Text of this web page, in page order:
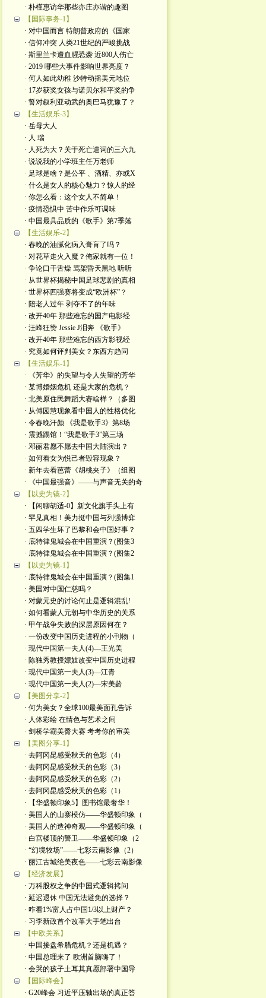
· 朴槿惠访华那些亦庄亦谐的趣图
【国际事务-1】
· 对中国而言 特朗普政府的《国家
· 信仰冲突 人类21世纪的严峻挑战
· 斯里兰卡遭血腥恐袭 近800人伤亡
· 2019 哪些大事件影响世界亮度？
· 何人如此幼稚 沙特动摇美元地位
· 17岁获奖女孩与诺贝尔和平奖的争
· 誓对叙利亚动武的奥巴马犹豫了？
【生活娱乐-3】
· 岳母大人
· 人 瑞
· 人死为大？关于死亡遣词的三六九
· 说说我的小学班主任万老师
· 足球是啥？是公平 、酒精、亦或X
· 什么是女人的核心魅力？惊人的经
· 你怎么看：这个女人不简单！
· 疫情恐惧中 苦中作乐可调味
· 中国最具品质的《歌手》第7季落
【生活娱乐-2】
· 春晚的油腻化病入膏肓了吗？
· 对花草走火入魔？俺家就有一位！
· 争论口干舌燥 骂架昏天黑地 听听
· 从世界杯揭秘中国足球悲剧的真相
· 世界杯四强赛将变成“欧洲杯”？
· 陪老人过年 剥夺不了的年味
· 改开40年 那些难忘的国产电影经
· 汪峰狂赞 Jessie J泪奔 《歌手》
· 改开40年 那些难忘的西方影视经
· 究竟如何评判美女？东西方趋同
【生活娱乐-1】
· 《芳华》的失望与令人失望的芳华
· 某博婚姻危机 还是大家的危机？
· 北美原住民舞蹈大赛啥样？（多图
· 从傅园慧现象看中国人的性格优化
· 令春晚汗颜 《我是歌手3》第8场
· 震撼踢馆！“我是歌手3”第三场
· 邓丽君愿不愿去中国大陆演出？
· 如何看女为悦己者毁容现象？
· 新年去看芭蕾《胡桃夹子》（组图
· 《中国最强音》——与声音无关的奇
【以史为镜-2】
· 【闲聊胡适-0】新文化旗手头上有
· 罕见真相！美力挺中国与列强博弈
· 五四学生坏了巴黎和会中国好事？
· 底特律鬼城会在中国重演？(图集3
· 底特律鬼城会在中国重演？(图集2
【以史为镜-1】
· 底特律鬼城会在中国重演？(图集1
· 美国对中国仁慈吗？
· 对蒙元史的讨论何止是逻辑混乱!
· 如何看蒙人元朝与中华历史的关系
· 甲午战争失败的深层原因何在？
· 一份改变中国历史进程的小刊物（
· 现代中国第一夫人(4)—王光美
· 陈独秀教授嫖妓改变中国历史进程
· 现代中国第一夫人(3)—江青
· 现代中国第一夫人(2)—宋美龄
【美图分享-2】
· 何为美女？全球100最美面孔告诉
· 人体彩绘 在情色与艺术之间
· 剑桥学霸美臀大赛 考考你的审美
【美图分享-1】
· 去阿冈昆感受秋天的色彩（4）
· 去阿冈昆感受秋天的色彩（3）
· 去阿冈昆感受秋天的色彩（2）
· 去阿冈昆感受秋天的色彩（1）
· 【华盛顿印象5】图书馆最奢华！
· 美国人的山寨模仿——华盛顿印象（
· 美国人的造神奇观——华盛顿印象（
· 白宫楼顶的警卫——华盛顿印象（2
· “幻境牧场”——七彩云南影像（2）
· 丽江古城绝美夜色——七彩云南影像
【经济发展】
· 万科股权之争的中国式逻辑拷问
· 延迟退休 中国无法避免的选择？
· 咋看1%富人占中国1/3以上财产？
· 习李新政首个改革大手笔出台
【中欧关系】
· 中国接盘希腊危机？还是机遇？
· 中国总理来了 欧洲首脑嗨了！
· 会哭的孩子土耳其真愿部署中国导
【国际峰会】
· G20峰会 习近平压轴出场的真正答